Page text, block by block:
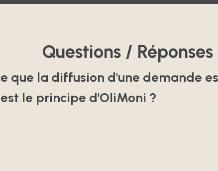
Questions / Réponses
que la diffusion d'une demande
le principe d'OliMoni ?